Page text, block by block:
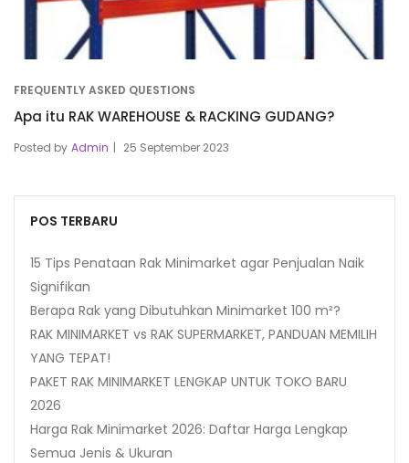
FREQUENTLY ASKED QUESTIONS
Apa itu RAK WAREHOUSE & RACKING GUDANG?
Posted by Admin 25 September 2023
POS TERBARU
15 Tips Penataan Rak Minimarket agar Penjualan Naik
Signifikan
Berapa Rak yang Dibutuhkan Minimarket 100 m²?
RAK MINIMARKET vs RAK SUPERMARKET, PANDUAN MEMILIH
YANG TEPAT!
PAKET RAK MINIMARKET LENGKAP UNTUK TOKO BARU
2026
Harga Rak Minimarket 2026: Daftar Harga Lengkap
Semua Jenis & Ukuran